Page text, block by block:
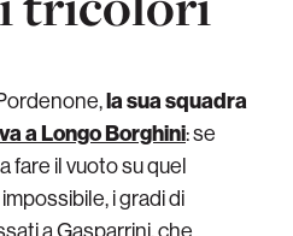
la sua squadra
a Longo Borghini: se
fare il vuoto su quel
i gradi di